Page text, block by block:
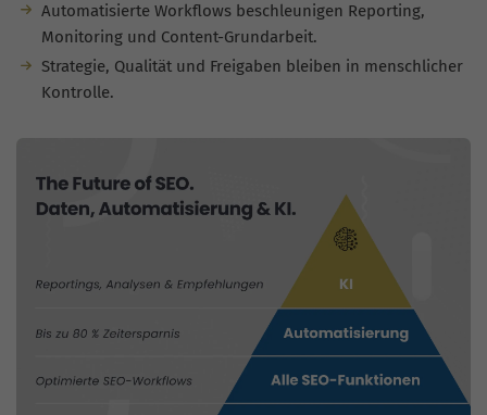
Automatisierte Workflows beschleunigen Reporting,
Monitoring und Content-Grundarbeit.
Strategie, Qualität und Freigaben bleiben in menschlicher
Kontrolle.